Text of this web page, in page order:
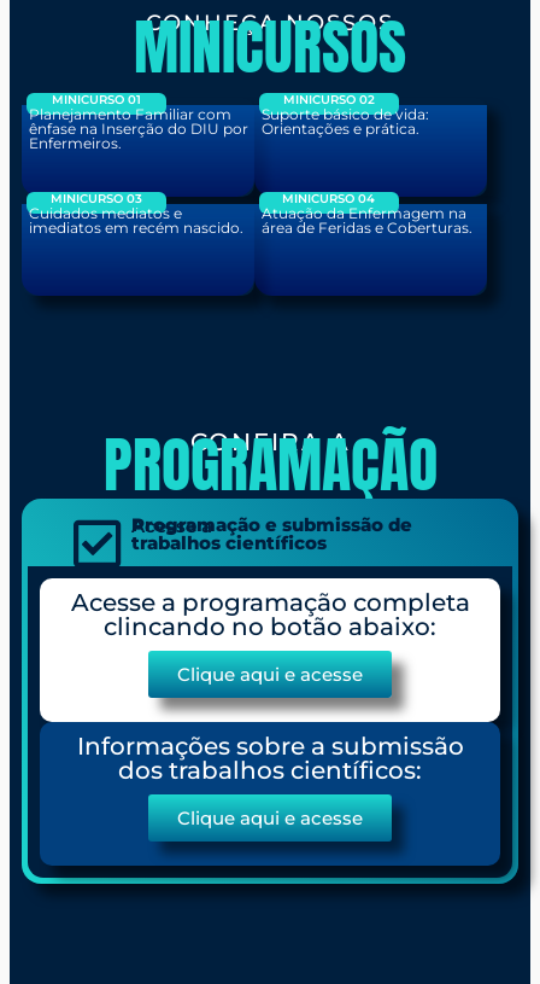
CONHEÇA NOSSOS
MINICURSOS
MINICURSO 01
Planejamento Familiar com
ênfase na Inserção do DIU por
Enfermeiros.
MINICURSO 03
Cuidados mediatos e
imediatos em recém nascido.
MINICURSO 02
Suporte básico de vida:
Orientações e prática.
MINICURSO 04
Atuação da Enfermagem na
área de Feridas e Coberturas.
CONFIRA A
PROGRAMAÇÃO
Acesse a
Programação e submissão de
trabalhos científicos
Acesse a programação completa
clincando no botão abaixo:
Clique aqui e acesse
Informações sobre a submissão
dos trabalhos científicos:
Clique aqui e acesse